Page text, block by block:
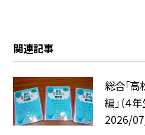
関連記事
総合「
編」（４年
2026/